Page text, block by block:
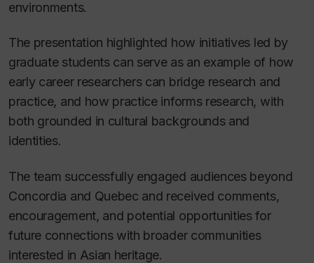
environments.
The presentation highlighted how initiatives led by
graduate students can serve as an example of how
early career researchers can bridge research and
practice, and how practice informs research, with
both grounded in cultural backgrounds and
identities.
The team successfully engaged audiences beyond
Concordia and Quebec and received comments,
encouragement, and potential opportunities for
future connections with broader communities
interested in Asian heritage.